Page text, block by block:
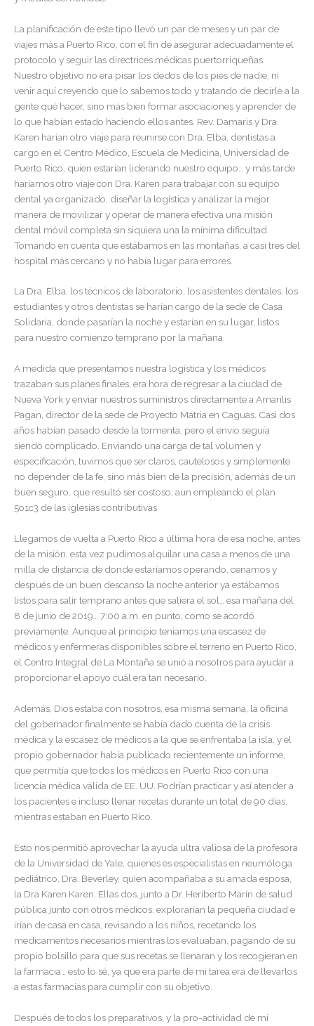
La planificación de este tipo llevó un par de meses y un par de
viajes más a Puerto Rico, con el fin de asegurar adecuadamente el
protocolo y seguir las directrices médicas puertorriqueñas.
Nuestro objetivo no era pisar los dedos de los pies de nadie, ni
venir aquí creyendo que lo sabemos todo y tratando de decirle a la
gente qué hacer, sino más bien formar asociaciones y aprender de
lo que habían estado haciendo ellos antes. Rev. Damaris y Dra.
Karen harían otro viaje para reunirse con Dra. Elba, dentistas a
cargo en el Centro Médico, Escuela de Medicina, Universidad de
Puerto Rico, quien estarían liderando nuestro equipo… y más tarde
haríamos otro viaje con Dra. Karen para trabajar con su equipo
dental ya organizado, diseñar la logística y analizar la mejor
manera de movilizar y operar de manera efectiva una misión
dental móvil completa sin siquiera una la mínima dificultad.
Tomando en cuenta que estábamos en las montañas, a casi tres del
hospital más cercano y no había lugar para errores.
La Dra. Elba, los técnicos de laboratorio, los asistentes dentales, los
estudiantes y otros dentistas se harían cargo de la sede de Casa
Solidaria, donde pasarían la noche y estarían en su lugar, listos
para nuestro comienzo temprano por la mañana.
A medida que presentamos nuestra logística y los médicos
trazaban sus planes finales, era hora de regresar a la ciudad de
Nueva York y enviar nuestros suministros directamente a Amarilis
Pagan, director de la sede de Proyecto Matria en Caguas. Casi dos
años habían pasado desde la tormenta, pero el envío seguía
siendo complicado. Enviando una carga de tal volumen y
especificación, tuvimos que ser claros, cautelosos y simplemente
no depender de la fe, sino más bien de la precisión, además de un
buen seguro, que resultó ser costoso, aun empleando el plan
5o1c3 de las iglesias contributivas
Llegamos de vuelta a Puerto Rico a última hora de esa noche, antes
de la misión, esta vez pudimos alquilar una casa a menos de una
milla de distancia de donde estaríamos operando, cenamos y
después de un buen descanso la noche anterior ya estábamos
listos para salir temprano antes que saliera el sol… esa mañana del
8 de junio de 2019… 7:00 a.m. en punto, como se acordó
previamente. Aunque al principio teníamos una escasez de
médicos y enfermeras disponibles sobre el terreno en Puerto Rico,
el Centro Integral de La Montaña se unió a nosotros para ayudar a
proporcionar el apoyo cuál era tan necesario.
Además, Dios estaba con nosotros, esa misma semana, la oficina
del gobernador finalmente se había dado cuenta de la crisis
médica y la escasez de médicos a la que se enfrentaba la isla, y el
propio gobernador había publicado recientemente un informe,
que permitía que todos los médicos en Puerto Rico con una
licencia médica válida de EE. UU. Podrían practicar y así atender a
los pacientes e incluso llenar recetas durante un total de 90 días,
mientras estaban en Puerto Rico.
Esto nos permitió aprovechar la ayuda ultra valiosa de la profesora
de la Universidad de Yale, quienes es especialistas en neumóloga
pediátrico, Dra. Beverley, quien acompañaba a su amada esposa,
la Dra Karen Karen. Ellas dos, junto a Dr. Heriberto Marín de salud
pública junto con otros médicos, explorarían la pequeña ciudad e
irían de casa en casa, revisando a los niños, recetando los
medicamentos necesarios mientras los evaluaban, pagando de su
propio bolsillo para que sus recetas se llenaran y los recogieran en
la farmacia… esto lo sé, ya que era parte de mi tarea era de llevarlos
a estas farmacias para cumplir con su objetivo.
Después de todos los preparativos, y la pro-actividad de mi